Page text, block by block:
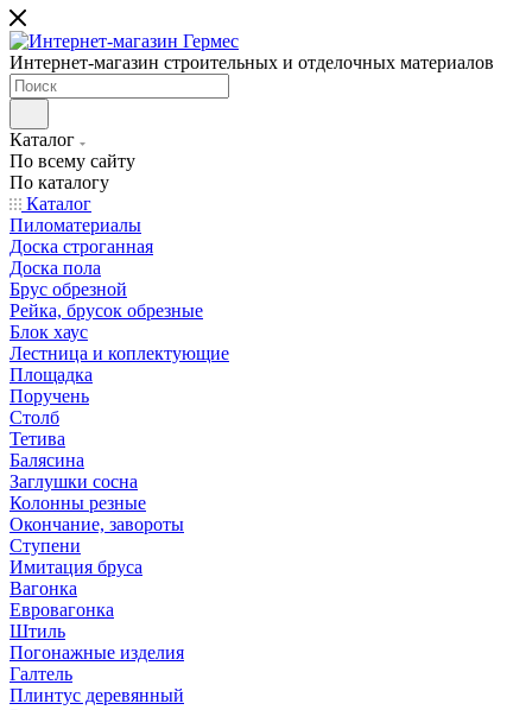
Интернет-магазин строительных и отделочных материалов
Каталог
По всему сайту
По каталогу
Каталог
Пиломатериалы
Доска строганная
Доска пола
Брус обрезной
Рейка, брусок обрезные
Блок хаус
Лестница и коплектующие
Площадка
Поручень
Столб
Тетива
Балясина
Заглушки сосна
Колонны резные
Окончание, завороты
Ступени
Имитация бруса
Вагонка
Евровагонка
Штиль
Погонажные изделия
Галтель
Плинтус деревянный